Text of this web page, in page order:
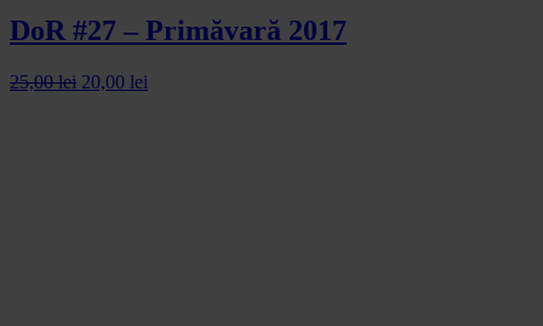
DoR #27 – Primăvară 2017
25,00lei 20,00 lei